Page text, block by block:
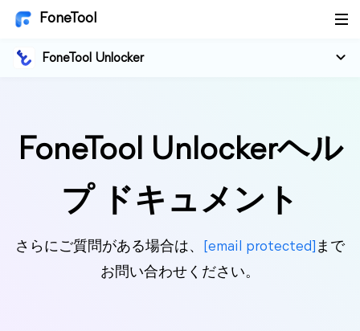
FoneTool
FoneTool Unlocker
FoneTool Unlockerヘル
プ ドキュメント
さらにご質問がある場合は、 [email protected] まで
お問い合わせください。